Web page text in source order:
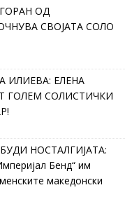
ОД
СВОЈАТА СОЛО
ИЛИЕВА: ЕЛЕНА
ГОЛЕМ СОЛИСТИЧКИ
НОСТАЛГИЈАТА:
Бенд“ им
македонски